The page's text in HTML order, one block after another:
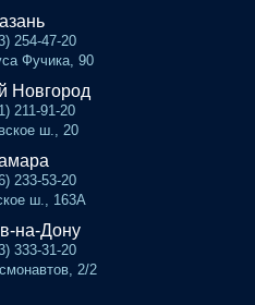
254-47-20
Фучика, 90
Новгород
211-91-20
ш., 20
233-53-20
ш., 163А
на-Дону
333-31-20
2/2